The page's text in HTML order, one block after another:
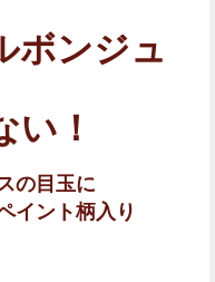
ボンジュ
い！
の目玉に
イント柄入り